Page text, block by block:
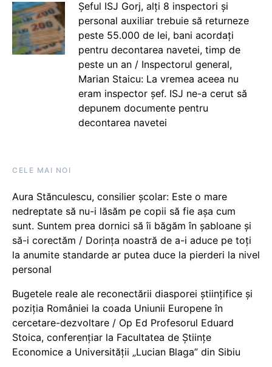
Șeful ISJ Gorj, alți 8 inspectori și
personal auxiliar trebuie să returneze
peste 55.000 de lei, bani acordați
pentru decontarea navetei, timp de
peste un an / Inspectorul general,
Marian Staicu: La vremea aceea nu
eram inspector șef. ISJ ne-a cerut să
depunem documente pentru
decontarea navetei
CELE MAI NOI
Aura Stănculescu, consilier școlar: Este o mare
nedreptate să nu-i lăsăm pe copii să fie așa cum
sunt. Suntem prea dornici să îi băgăm în șabloane și
să-i corectăm / Dorința noastră de a-i aduce pe toți
la anumite standarde ar putea duce la pierderi la nivel
personal
Bugetele reale ale reconectării diasporei științifice și
poziția României la coada Uniunii Europene în
cercetare-dezvoltare / Op Ed Profesorul Eduard
Stoica, conferențiar la Facultatea de Științe
Economice a Universității „Lucian Blaga” din Sibiu